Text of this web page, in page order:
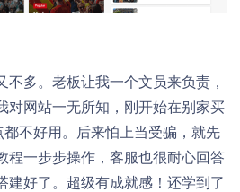
多。老板让我一个文员来负责，
对网站一无所知，刚开始在别家买
不好用。后来怕上当受骗，就先
程一步步操作，客服也很耐心回答
建好了。超级有成就感！还学到了